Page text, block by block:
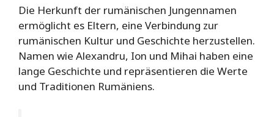
Die Herkunft der rumänischen Jungennamen
ermöglicht es Eltern, eine Verbindung zur
rumänischen Kultur und Geschichte herzustellen.
Namen wie Alexandru, Ion und Mihai haben eine
lange Geschichte und repräsentieren die Werte
und Traditionen Rumäniens.